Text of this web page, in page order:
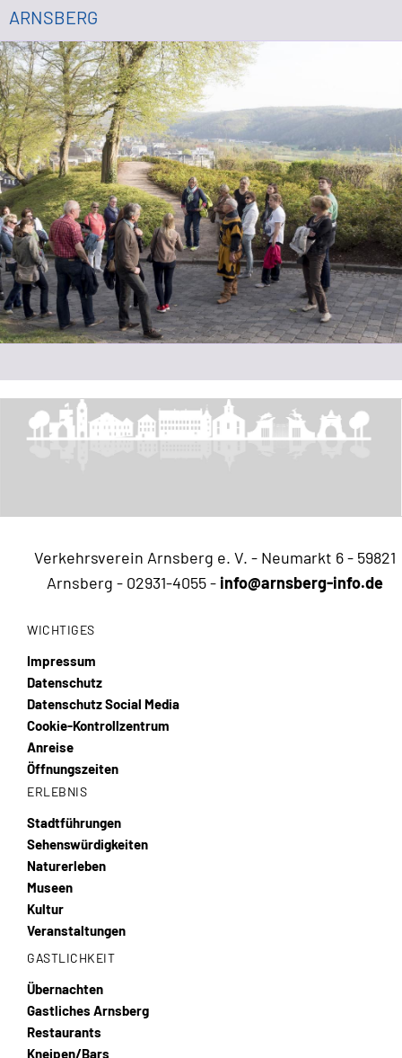
RNSBERG
Verkehrsverein Arnsberg e. V. - Neumarkt 6 - 59821
Arnsberg - 02931-4055- info@arnsberg-info.de
WICHTIGES
Impressum
Datenschutz
Datenschutz Social Media
Cookie-Kontrollzentrum
Anreise
Öffnungszeiten
ERLEBNIS
Stadtführungen
Sehenswürdigkeiten
Naturerleben
Museen
Kultur
Veranstaltungen
GASTLICHKEIT
Übernachten
Gastliches Arnsberg
Restaurants
Kneipen/Bars